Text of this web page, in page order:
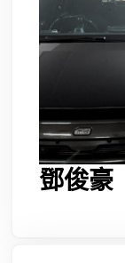
鄧俊豪